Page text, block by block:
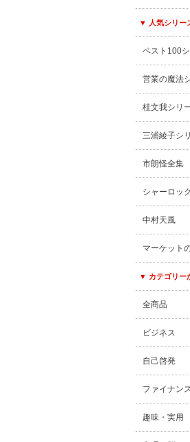
▼ 人気シリー
ベスト100
営業の魔法
桂文我シリ
三浦綾子シ
市朗怪全集
シャーロッ
中村天風
マーケット
▼ カテゴリー
全商品
ビジネス
自己啓発
ファイナン
趣味・実用